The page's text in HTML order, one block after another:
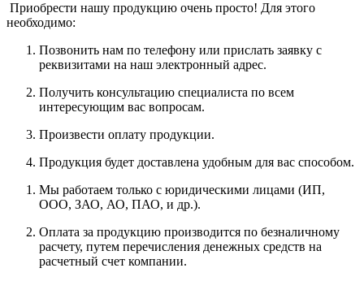
Приобрести нашу продукцию очень просто! Для этого
необходимо:
Позвонить нам по телефону или прислать заявку с
реквизитами на наш электронный адрес.
Получить консультацию специалиста по всем
интересующим вас вопросам.
Произвести оплату продукции.
Продукция будет доставлена удобным для вас способом.
Мы работаем только с юридическими лицами (ИП,
ООО, ЗАО, АО, ПАО, и др.).
Оплата за продукцию производится по безналичному
расчету, путем перечисления денежных средств на
расчетный счет компании.